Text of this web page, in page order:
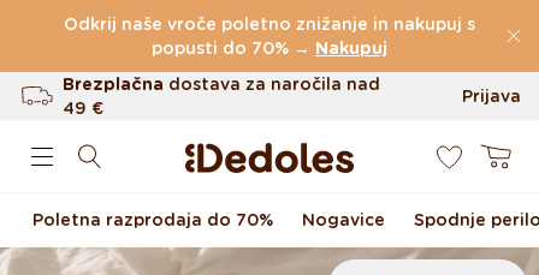
Preskoči na vsebino
Odkrij naše vroče poletno znižanje in nakupuj s
popusti do 70% → Nakupuj
(60.231 Ocen)
Brezplačna dostava za naročila nad
49 €
Do 100 dni za vračilo
Prijava
Košarica
Poletna razprodaja do 70% Nogavice Spodnje